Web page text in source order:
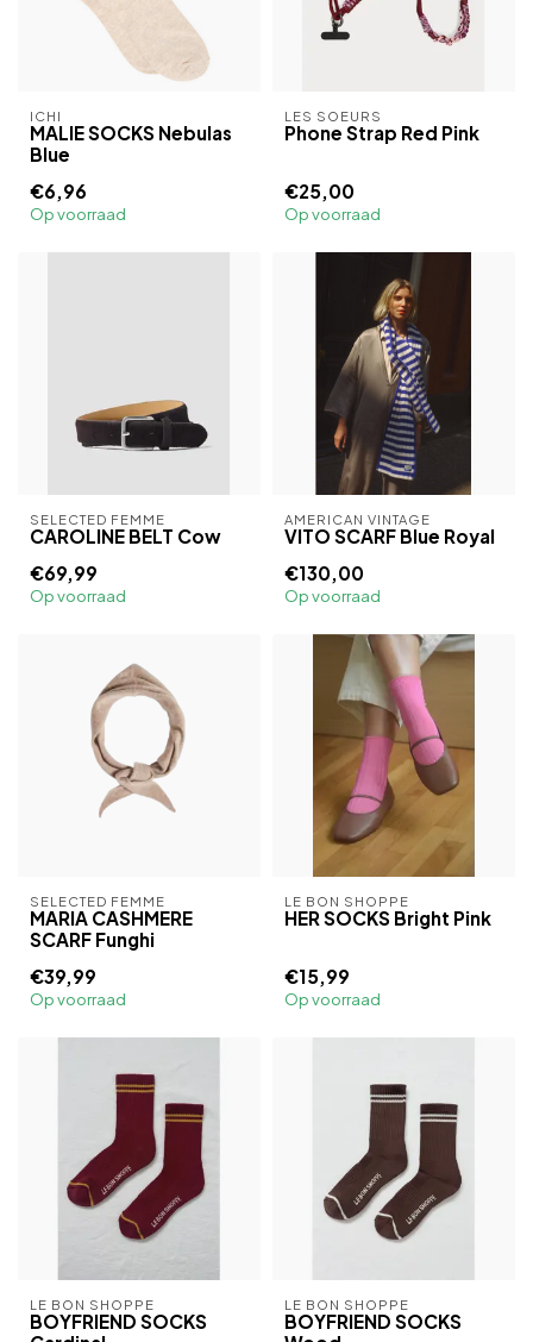
ICHI
MALIE SOCKS Nebulas
Blue
€6,96
Op voorraad
LES SOEURS
Phone Strap Red Pink
€25,00
Op voorraad
SELECTED FEMME
CAROLINE BELT Cow
€69,99
Op voorraad
AMERICAN VINTAGE
VITO SCARF Blue Royal
€130,00
Op voorraad
SELECTED FEMME
MARIA CASHMERE
SCARF Funghi
€39,99
Op voorraad
LE BON SHOPPE
HER SOCKS Bright Pink
€15,99
Op voorraad
LE BON SHOPPE
BOYFRIEND SOCKS
LE BON SHOPPE
BOYFRIEND SOCKS